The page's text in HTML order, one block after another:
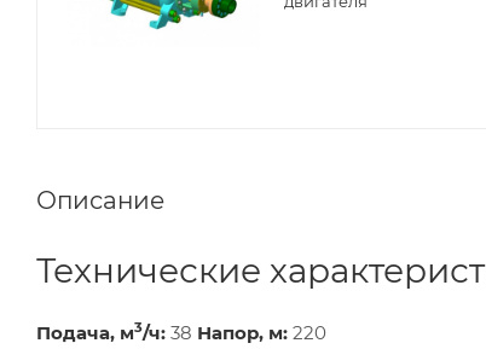
Описание
Технические
Подача, м3/ч: 38 Напор, м: 220